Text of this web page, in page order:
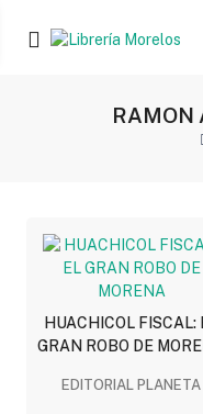
RAMON
HUACHICOL FISCAL:
GRAN ROBO DE
EDITORIAL PLANETA